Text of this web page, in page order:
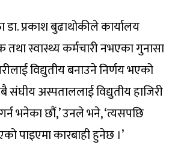
डा. प्रकाश बुढाथोकीले कार्यालय
स्वास्थ्य कर्मचारी नभएका गुनासा
विद्युतीय बनाउने निर्णय भएको
संघीय अस्पताललाई विद्युतीय हाजिरी
भनेका छौं,’ उनले भने, ‘त्यसपछि
पाइएमा कारबाही हुनेछ ।’